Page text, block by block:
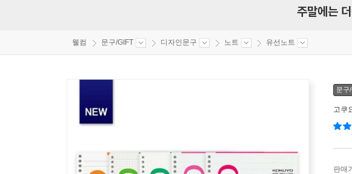
주말에는
웰컴 문구/GIFT 디자인문구 노트 유선노트
문구
고쿠
판매